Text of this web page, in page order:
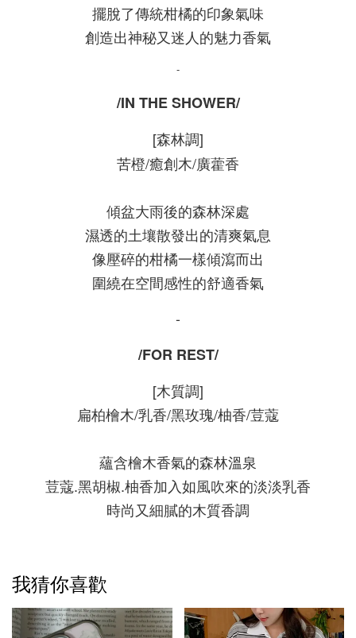
擺脫了傳統柑橘的印象氣味
創造出神秘又迷人的魅力香氣
-
/IN THE SHOWER/
[森林調]
苦橙/癒創木/廣藿香
傾盆大雨後的森林深處
濕透的土壤散發出的清爽氣息
像壓碎的柑橘一樣傾瀉而出
圍繞在空間感性的舒適香氣
-
/FOR REST/
[木質調]
扁柏檜木/乳香/黑玫瑰/柚香/荳蔻
蘊含檜木香氣的森林溫泉
荳蔻.黑胡椒.柚香加入如風吹來的淡淡乳香
時尚又細膩的木質香調
我猜你喜歡